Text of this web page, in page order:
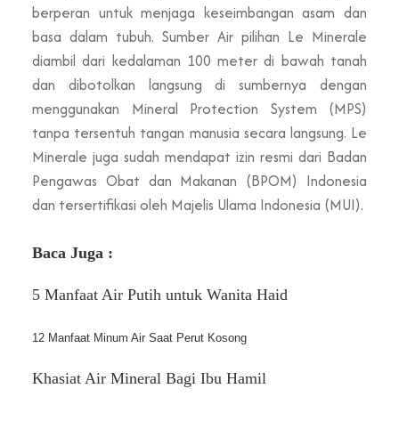
berperan untuk menjaga keseimbangan asam dan
basa dalam tubuh. Sumber Air pilihan Le Minerale
diambil dari kedalaman 100 meter di bawah tanah
dan dibotolkan langsung di sumbernya dengan
menggunakan Mineral Protection System (MPS)
tanpa tersentuh tangan manusia secara langsung. Le
Minerale juga sudah mendapat izin resmi dari Badan
Pengawas Obat dan Makanan (BPOM) Indonesia
dan tersertifikasi oleh Majelis Ulama Indonesia (MUI).
Baca Juga :
5 Manfaat Air Putih untuk Wanita Haid
12 Manfaat Minum Air Saat Perut Kosong
Khasiat Air Mineral Bagi Ibu Hamil